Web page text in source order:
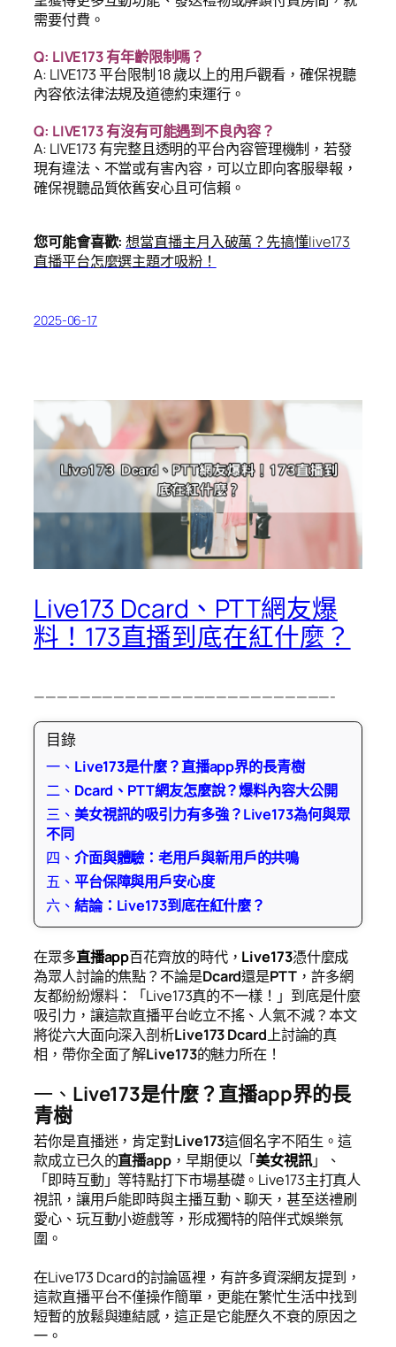
需要付費。
Q: LIVE173 有年齡限制嗎？
A: LIVE173 平台限制 18 歲以上的用戶觀看，確保視聽
內容依法律法規及道德約束運行。
Q: LIVE173 有沒有可能遇到不良內容？
A: LIVE173 有完整且透明的平台內容管理機制，若發
現有違法、不當或有害內容，可以立即向客服舉報，
確保視聽品質依舊安心且可信賴。
您可能會喜歡:想當直播主月入破萬？先搞懂live173
直播平台怎麼選主題才吸粉！
2025-06-17
Live173 Dcard、PTT網友爆
料！173直播到底在紅什麼？
——————————————————————————-
目錄
一、 Live173是什麼？直播app界的長青樹
二、 Dcard、PTT網友怎麼說？爆料內容大公開
三、 美女視訊的吸引力有多強？Live173為何與眾
不同
四、 介面與體驗：老用戶與新用戶的共鳴
五、 平台保障與用戶安心度
六、 結論：Live173到底在紅什麼？
在眾多直播app百花齊放的時代， Live173憑什麼成
為眾人討論的焦點？不論是Dcard還是PTT，許多網
友都紛紛爆料：「Live173真的不一樣！」到底是什麼
吸引力，讓這款直播平台屹立不搖、人氣不減？本文
將從六大面向深入剖析Live173 Dcard上討論的真
相，帶你全面了解Live173的魅力所在！
一、 Live173是什麼？直播app界的長
青樹
若你是直播迷，肯定對Live173這個名字不陌生。這
款成立已久的直播app，早期便以「美女視訊」、
「即時互動」等特點打下市場基礎。Live173主打真人
視訊，讓用戶能即時與主播互動、聊天，甚至送禮刷
愛心、玩互動小遊戲等，形成獨特的陪伴式娛樂氛
圍。
在Live173 Dcard的討論區裡，有許多資深網友提到，
這款直播平台不僅操作簡單，更能在繁忙生活中找到
短暫的放鬆與連結感，這正是它能歷久不衰的原因之
一。